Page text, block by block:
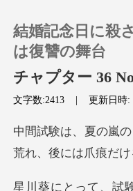
チャージ
閲覧履歴
結婚記念日に殺
は復讐の舞台
チャプター 36
文字数:2413 |更新日時:
荒れ